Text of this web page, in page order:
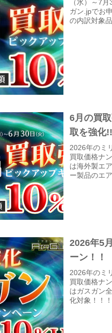
（水）～7
ガン.jpでお
の内訳対象
6月の買
取を強化!!
2026年のミ
買取価格ナ
は海外製エ
ー製品のエ
2026年5
ーン！！
2026年のミ
買取価格ナ
はガスガン
化対象！！